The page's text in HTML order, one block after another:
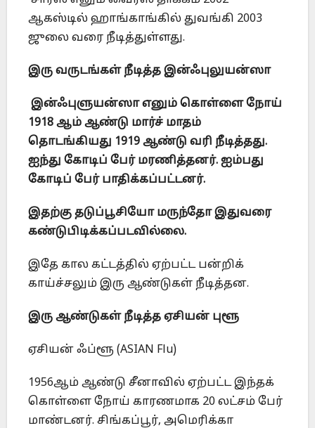
ஆகஸ்டில் ஹாங்காங்கில் துவங்கி 2003
ஜுலை வரை நீடித்துள்ளது.
இரு வருடங்கள் நீடித்த இன்ஃபுலுயன்ஸா
இன்ஃபுளுயன்ஸா எனும் கொள்ளை நோய்
1918 ஆம் ஆண்டு மார்ச் மாதம்
தொடங்கியது 1919 ஆண்டு வரி நீடித்தது.
ஐந்து கோடிப் பேர் மரணித்தனர். ஐம்பது
கோடிப் பேர் பாதிக்கப்பட்டனர்.
இதற்கு தடுப்பூசியோ மருந்தோ இதுவரை
கண்டுபிடிக்கப்படவில்லை.
இதே கால கட்டத்தில் ஏற்பட்ட பன்றிக்
காய்ச்சலும் இரு ஆண்டுகள் நீடித்தன.
இரு ஆண்டுகள் நீடித்த ஏசியன் புளூ
ஏசியன் ஃப்ளூ (ASIAN Flu)
1956ஆம் ஆண்டு சீனாவில் ஏற்பட்ட இந்தக்
கொள்ளை நோய் காரணமாக 20 லட்சம் பேர்
மாண்டனர். சிங்கப்பூர், அமெரிக்கா